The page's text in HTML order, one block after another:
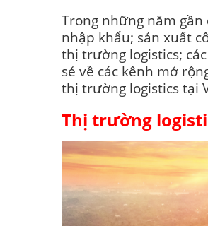
Trong những năm
nhập khẩu; sản xuất
thị trường logistics;
sẻ về các kênh mở
thị trường logistics tại
Thị trường